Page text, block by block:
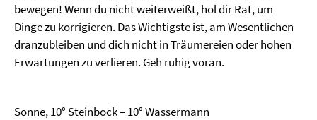
bewegen! Wenn du nicht weiterweißt, hol dir Rat, um
Dinge zu korrigieren. Das Wichtigste ist, am Wesentlichen
dranzubleiben und dich nicht in Träumereien oder hohen
Erwartungen zu verlieren. Geh ruhig voran.
Sonne, 10° Steinbock – 10° Wassermann